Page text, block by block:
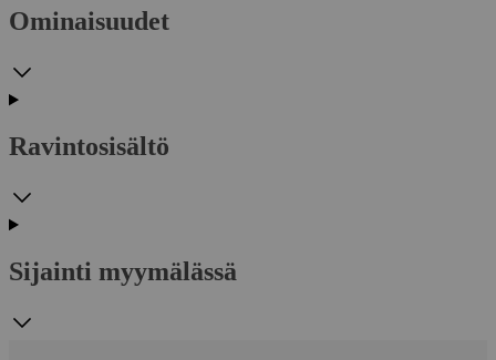
Ominaisuudet
Ravintosisältö
Sijainti myymälässä